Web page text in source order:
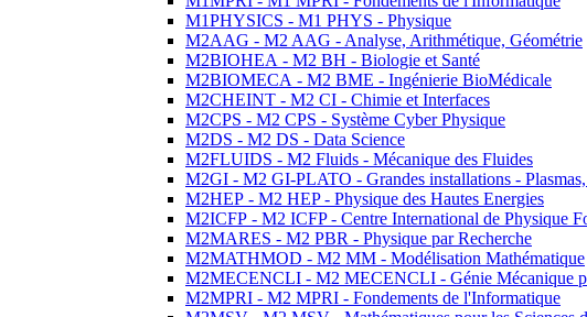
M1PHYSICS - M1 PHYS - Physique
M2AAG - M2 AAG - Analyse, Arithmétique, Géométrie
M2BIOHEA - M2 BH - Biologie et Santé
M2BIOMECA - M2 BME - Ingénierie BioMédicale
M2CHEINT - M2 CI - Chimie et Interfaces
M2CPS - M2 CPS - Système Cyber Physique
M2DS - M2 DS - Data Science
M2FLUIDS - M2 Fluids - Mécanique des Fluides
M2GI - M2 GI-PLATO - Grandes installations -
M2HEP - M2 HEP - Physique des Hautes Energies
M2ICFP - M2 ICFP - Centre International de Physique
M2MARES - M2 PBR - Physique par Recherche
M2MATHMOD - M2 MM - Modélisation Mathématique
M2MECENCLI - M2 MECENCLI - Génie Mécanique
M2MPRI - M2 MPRI - Fondements de l'Informatique